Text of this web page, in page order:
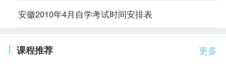
安徽2010年4月自学考试时间安排表
更多
课程推荐